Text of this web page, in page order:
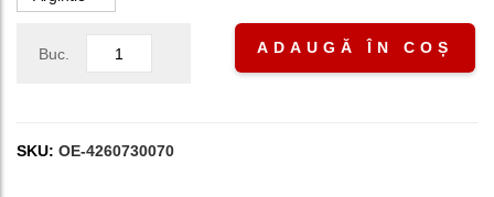
Buc. ADAUGĂ ÎN COȘ
SKU: OE-4260730070